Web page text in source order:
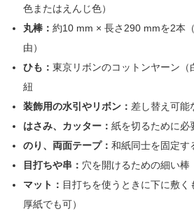
色またはえんじ色）
丸棒：約10 mm × 長さ290 mmを2本
由）
ひも：東京リボンのコットンヤーン
紐
装飾用の水引やリボン： 差し替え可能
はさみ、カッター：紙を切るために必
のり、両面テープ：和紙同士を固定す
目打ちや串： 穴を開けるための細い棒
マット： 目打ちを使うときに下に敷
厚紙でも可）